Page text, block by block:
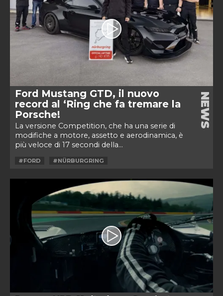
Ford Mustang GTD, il nuovo
record al ‘Ring che fa tremare la
Porsche!
La versione Competition, che ha una serie di
modifiche a motore, assetto e aerodinamica, è
più veloce di 17 secondi della...
NEWS
#FORD #NÜRBURGRING